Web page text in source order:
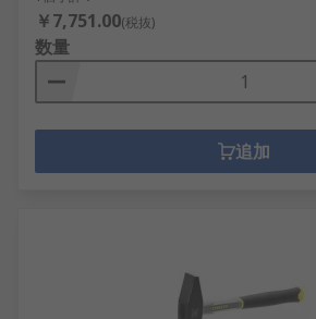
￥7,751.00(税抜)
数量
追加